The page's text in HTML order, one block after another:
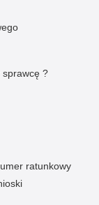
sprawcę ?
ratunkowy